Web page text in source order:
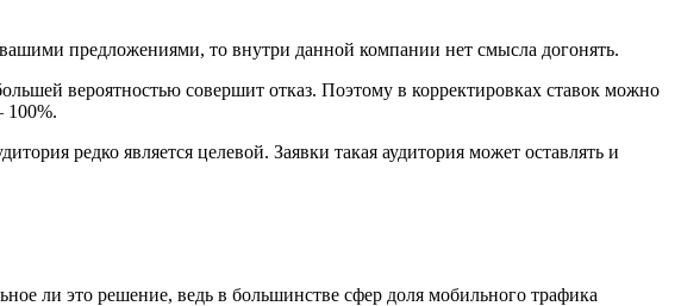
предложениями, то внутри данной компании нет смысла догонять.
вероятностью совершит отказ. Поэтому в корректировках ставок можно
100%.
редко является целевой. Заявки такая аудитория может оставлять и
ли это решение, ведь в большинстве сфер доля мобильного трафика